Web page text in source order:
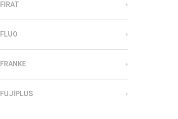
FIRAT
FLUO
FRANKE
FUJIPLUS